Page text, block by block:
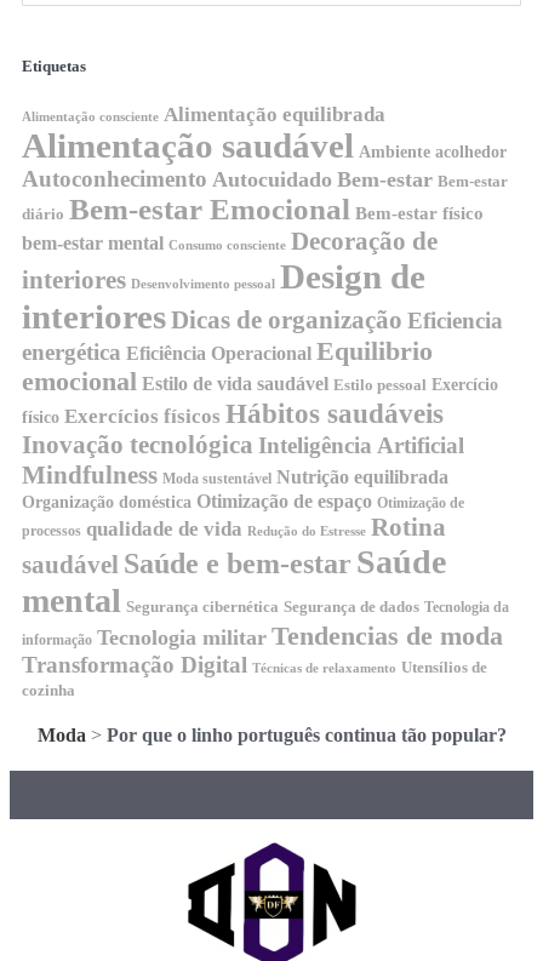
Etiquetas
Alimentação consciente Alimentação equilibrada
Alimentação saudável Ambiente acolhedor
Autoconhecimento Autocuidado Bem-estar Bem-estar
diário Bem-estar Emocional Bem-estar físico
bem-estar mental Consumo consciente Decoração de
interiores Desenvolvimento pessoal
Design de
interioresDicas de organização Eficiencia
energética Eficiência Operacional Equilibrio
emocional Estilo de vida saudável Estilo pessoal Exercício
físico Exercícios físicos Hábitos saudáveis
Inovação tecnológica Inteligência Artificial
Mindfulness Moda sustentável Nutrição equilibrada
Organização doméstica Otimização de espaço Otimização de
processos qualidade de vida Redução do Estresse Rotina
saudável Saúde e bem-estar Saúde
mental Segurança cibernética Segurança de dados Tecnologia da
informação Tecnologia militar Tendencias de moda
Transformação Digital Técnicas de relaxamento Utensílios de
cozinha
Moda > Por que o linho português continua tão popular?